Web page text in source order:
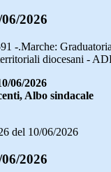
2026
-.Marche:
diocesani -
06/2026
Albo sindacale
del 10/06/2026
2026